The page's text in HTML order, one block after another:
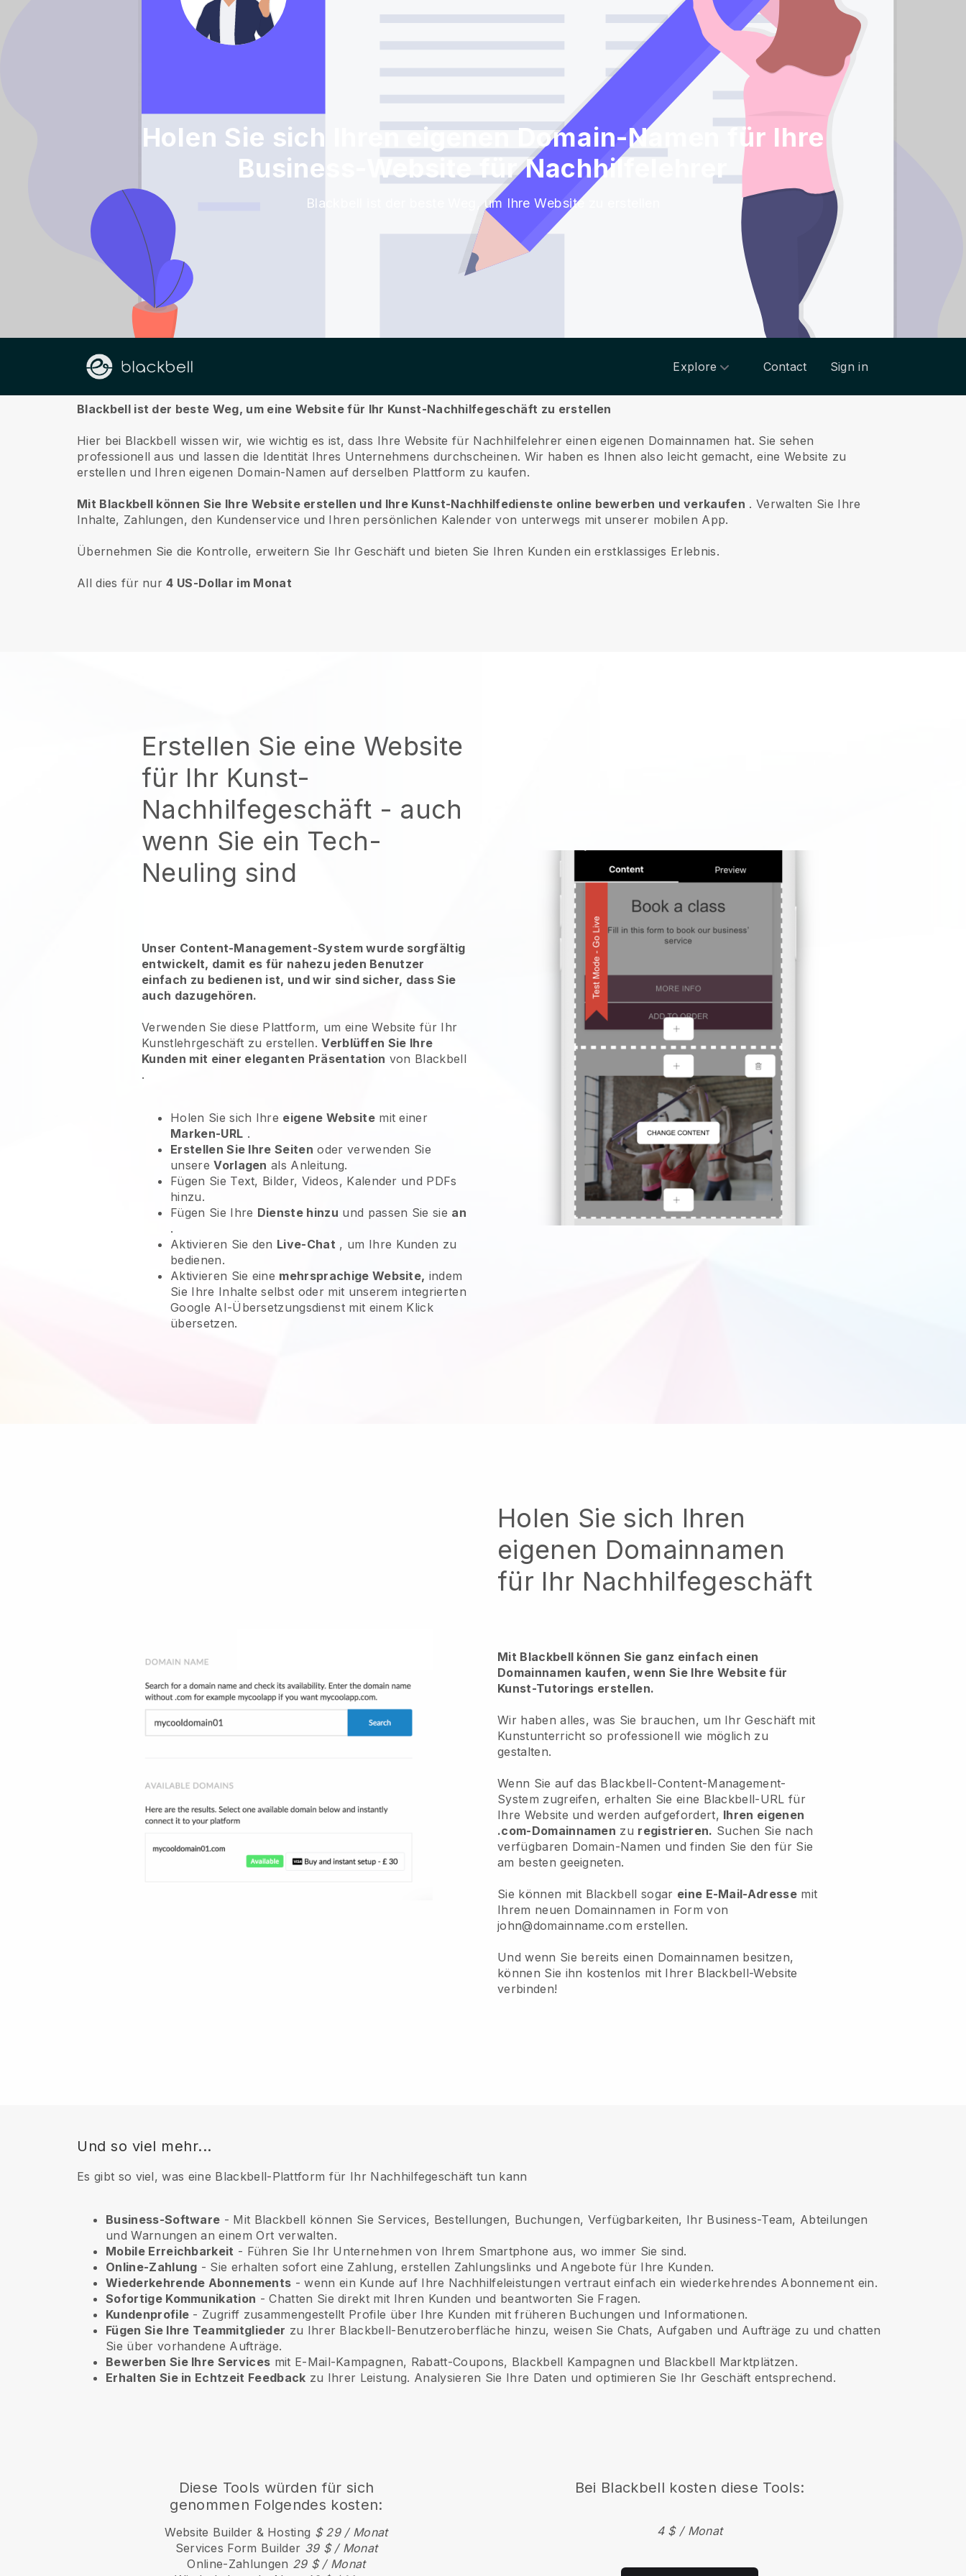
Holen Sie sich Ihren eigenen Domain-Namen für Ihre
Business-Website für Nachhilfelehrer
Blackbell ist der beste Weg, um Ihre Website zu erstellen
Explore Contact Sign in
Über uns
Blackbell ist der beste Weg, um eine Website für Ihr Kunst-Nachhilfegeschäft zu erstellen
Hier bei Blackbell wissen wir, wie wichtig es ist, dass Ihre Website für Nachhilfelehrer einen eigenen Domainnamen hat. Sie sehen
professionell aus und lassen die Identität Ihres Unternehmens durchscheinen. Wir haben es Ihnen also leicht gemacht, eine Website zu
erstellen und Ihren eigenen Domain-Namen auf derselben Plattform zu kaufen.
Mit Blackbell können Sie Ihre Website erstellen und Ihre Kunst-Nachhilfedienste online bewerben und verkaufen . Verwalten Sie Ihre
Inhalte, Zahlungen, den Kundenservice und Ihren persönlichen Kalender von unterwegs mit unserer mobilen App.
Übernehmen Sie die Kontrolle, erweitern Sie Ihr Geschäft und bieten Sie Ihren Kunden ein erstklassiges Erlebnis.
All dies für nur4 US-Dollar im Monat
Erstellen Sie eine Website
für Ihr Kunst-
Nachhilfegeschäft - auch
wenn Sie ein Tech-
Neuling sind
Unser Content-Management-System wurde sorgfältig
entwickelt, damit es für nahezu jeden Benutzer
einfach zu bedienen ist, und wir sind sicher, dass Sie
auch dazugehören.
Verwenden Sie diese Plattform, um eine Website für Ihr
Kunstlehrgeschäft zu erstellen. Verblüffen Sie Ihre
Kunden mit einer eleganten Präsentation von Blackbell
.
Holen Sie sich Ihre eigene Websitemit einer
Marken-URL .
Erstellen Sie Ihre Seiten oder verwenden Sie
unsereVorlagen als Anleitung.
Fügen Sie Text, Bilder, Videos, Kalender und PDFs
hinzu.
Fügen Sie Ihre Dienste hinzu und passen Sie sie an
.
Aktivieren Sie den Live-Chat , um Ihre Kunden zu
bedienen.
Aktivieren Sie eine mehrsprachige Website, indem
Sie Ihre Inhalte selbst oder mit unserem integrierten
Google AI-Übersetzungsdienst mit einem Klick
übersetzen.
Holen Sie sich Ihren
eigenen Domainnamen
für Ihr Nachhilfegeschäft
Mit Blackbell können Sie ganz einfach einen
Domainnamen kaufen, wenn Sie Ihre Website für
Kunst-Tutorings erstellen.
Wir haben alles, was Sie brauchen, um Ihr Geschäft mit
Kunstunterricht so professionell wie möglich zu
gestalten.
Wenn Sie auf das Blackbell-Content-Management-
System zugreifen, erhalten Sie eine Blackbell-URL für
Ihre Website und werden aufgefordert, Ihren eigenen
.com-Domainnamen zu registrieren. Suchen Sie nach
verfügbaren Domain-Namen und finden Sie den für Sie
am besten geeigneten.
Sie können mit Blackbell sogar eine E-Mail-Adresse mit
Ihrem neuen Domainnamen in Form von
john@domainname.com erstellen.
Und wenn Sie bereits einen Domainnamen besitzen,
können Sie ihn kostenlos mit Ihrer Blackbell-Website
verbinden!
Und so viel mehr...
Es gibt so viel, was eine Blackbell-Plattform für Ihr Nachhilfegeschäft tun kann
Business-Software - Mit Blackbell können Sie Services, Bestellungen, Buchungen, Verfügbarkeiten, Ihr Business-Team, Abteilungen
und Warnungen an einem Ort verwalten.
Mobile Erreichbarkeit - Führen Sie Ihr Unternehmen von Ihrem Smartphone aus, wo immer Sie sind.
Online-Zahlung - Sie erhalten sofort eine Zahlung, erstellen Zahlungslinks und Angebote für Ihre Kunden.
Wiederkehrende Abonnements -wenn ein Kunde auf Ihre Nachhilfeleistungen vertrauteinfach ein wiederkehrendes Abonnement ein.
Sofortige Kommunikation - Chatten Sie direkt mit Ihren Kunden und beantworten Sie Fragen.
Kundenprofile - Zugriff zusammengestellt Profile über Ihre Kunden mit früheren Buchungen und Informationen.
Fügen Sie Ihre Teammitglieder zu Ihrer Blackbell-Benutzeroberfläche hinzu, weisen Sie Chats, Aufgaben und Aufträge zu und chatten
Sie über vorhandene Aufträge.
Bewerben Sie Ihre Services mit E-Mail-Kampagnen, Rabatt-Coupons, Blackbell Kampagnen und Blackbell Marktplätzen.
Erhalten Sie in Echtzeit Feedback zu Ihrer Leistung. Analysieren Sie Ihre Daten und optimieren Sie Ihr Geschäft entsprechend.
Diese Tools würden für sich
genommen Folgendes kosten:
Website Builder & Hosting $ 29 / Monat
Services Form Builder 39 $ / Monat
Online-Zahlungen 29 $ / Monat
Bei Blackbell kosten diese Tools:
4 $ / Monat